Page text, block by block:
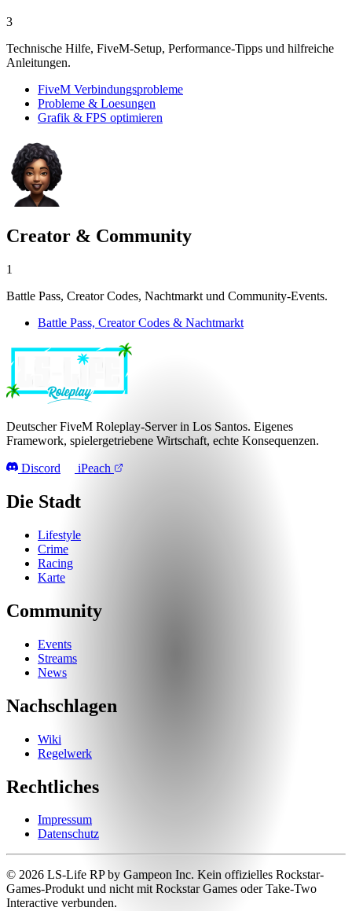
3
Technische Hilfe, FiveM-Setup, Performance-Tipps und hilfreiche
Anleitungen.
FiveM Verbindungsprobleme
Probleme & Loesungen
Grafik & FPS optimieren
Creator & Community
1
Battle Pass, Creator Codes, Nachtmarkt und Community-Events.
Battle Pass, Creator Codes & Nachtmarkt
Deutscher FiveM Roleplay-Server in Los Santos. Eigenes
Framework, spielergetriebene Wirtschaft, echte Konsequenzen.
Discord iPeach
Die Stadt
Lifestyle
Crime
Racing
Karte
Community
Events
Streams
News
Nachschlagen
Wiki
Regelwerk
Rechtliches
Impressum
Datenschutz
© 2026 LS-Life RP by Gampeon Inc. Kein offizielles Rockstar-
Games-Produkt und nicht mit Rockstar Games oder Take-Two
Interactive verbunden.